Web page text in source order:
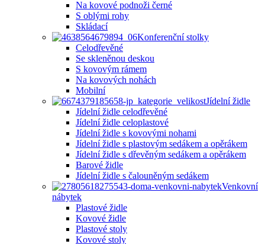
Na kovové podnoži černé
S oblými rohy
Skládací
Konferenční stolky
Celodřevěné
Se skleněnou deskou
S kovovým rámem
Na kovových nohách
Mobilní
Jídelní židle
Jídelní židle celodřevěné
Jídelní židle celoplastové
Jídelní židle s kovovými nohami
Jídelní židle s plastovým sedákem a opěrákem
Jídelní židle s dřevěným sedákem a opěrákem
Barové židle
Jídelní židle s čalouněným sedákem
Venkovní
nábytek
Plastové židle
Kovové židle
Plastové stoly
Kovové stoly